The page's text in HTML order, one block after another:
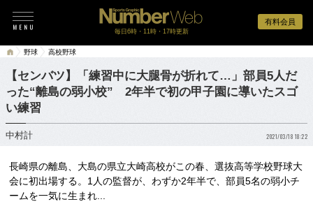
有料会員
毎日6時・11時・17時更新
野球 高校野球
【センバツ】「練習中に大腿骨が折れて…」部員5人だ
った“離島の弱小校” 2年半で初の甲子園に導いたスゴ
い練習
中村計 2021/03/18 18:22
長崎県の離島、大島の県立大崎高校がこの春、選抜高等学校野球大
会に初出場する。1人の監督が、わずか2年半で、部員5名の弱小チ
ームを一気に生まれ...